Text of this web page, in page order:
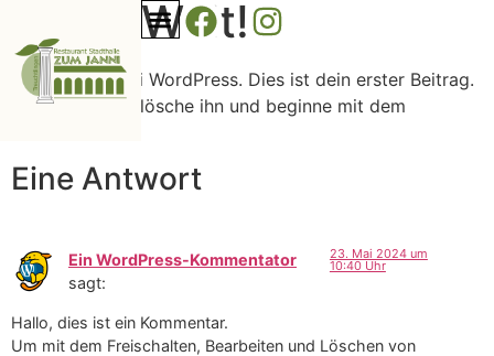
Hallo Welt!
Willkommen bei WordPress. Dies ist dein erster Beitrag.
Bearbeite oder lösche ihn und beginne mit dem
Eine Antwort
Ein WordPress-Kommentator
sagt:
23. Mai 2024 um
10:40 Uhr
Hallo, dies ist ein Kommentar.
Um mit dem Freischalten, Bearbeiten und Löschen von